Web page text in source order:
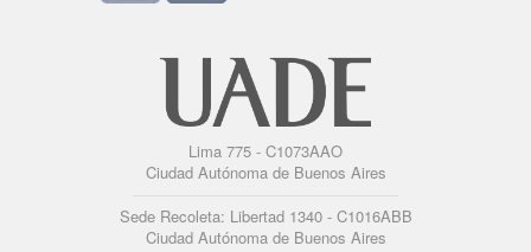
Lima 775 - C1073AAO
Ciudad Autónoma de Buenos Aires
Sede Recoleta: Libertad 1340 - C1016ABB
Ciudad Autónoma de Buenos Aires